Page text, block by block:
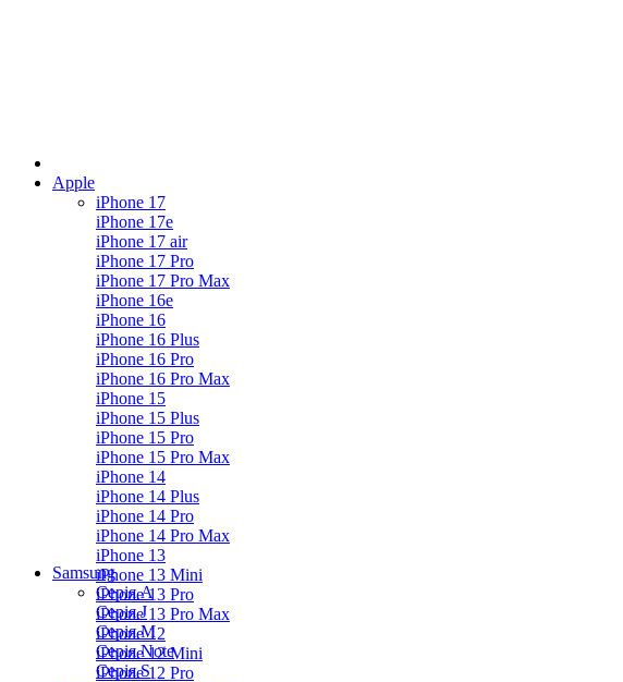
Apple
iPhone 17
iPhone 17e
iPhone 17 air
iPhone 17 Pro
iPhone 17 Pro Max
iPhone 16e
iPhone 16
iPhone 16 Plus
iPhone 16 Pro
iPhone 16 Pro Max
iPhone 15
iPhone 15 Plus
iPhone 15 Pro
iPhone 15 Pro Max
iPhone 14
iPhone 14 Plus
iPhone 14 Pro
iPhone 14 Pro Max
iPhone 13
iPhone 13 Mini
iPhone 13 Pro
iPhone 13 Pro Max
iPhone 12
iPhone 12 Mini
iPhone 12 Pro
Samsung
Серія А
Серiя J
Серiя M
Серія Note
Серія S